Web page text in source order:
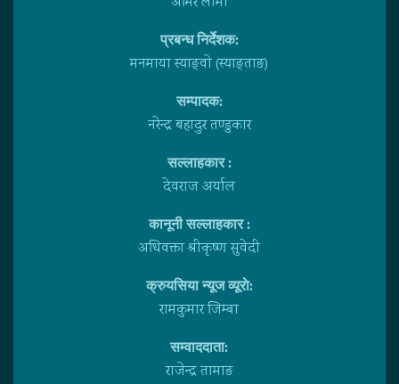
प्रबन्ध निर्देशक:
मनमाया स्याङ्वाे (स्याङ्ताङ)
सम्पादक:
नरेन्द्र बहादुर तण्डुकार
सल्लाहकार :
देवराज अर्याल
कानूनी सल्लाहकार :
अधिवक्ता श्रीकृष्ण सुवेदी
क्रुयसिया न्यूज व्यूराे:
रामकुमार जिम्बा
सम्वाददाता:
राजेन्द्र तामाङ